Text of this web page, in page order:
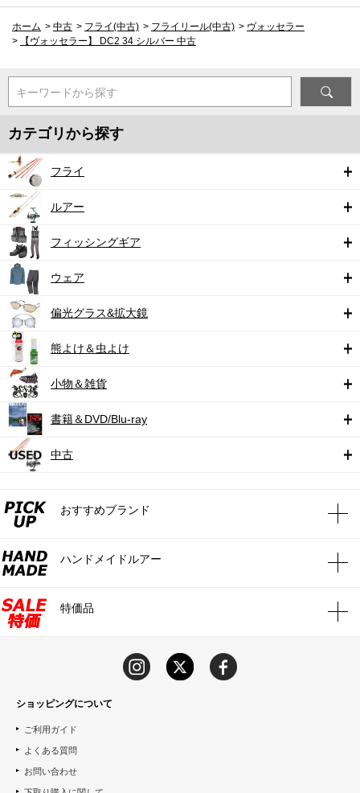
ホーム > 中古 > フライ(中古) > フライリール(中古) > ヴォッセラー
>
【ヴォッセラー】 DC2 34 シルバー 中古
キーワードから探す
カテゴリから探す
フライ
ルアー
フィッシングギア
ウェア
偏光グラス&拡大鏡
熊よけ＆虫よけ
小物＆雑貨
書籍＆DVD/Blu-ray
中古
おすすめブランド
ハンドメイドルアー
特価品
ショッピングについて
ご利用ガイド
よくある質問
お問い合わせ